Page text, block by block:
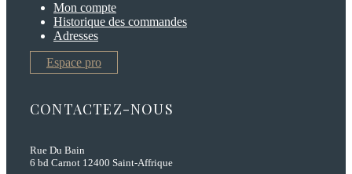
Mon compte
Historique des commandes
Adresses
Espace pro
CONTACTEZ-NOUS
Rue Du Bain
6 bd Carnot 12400 Saint-Affrique